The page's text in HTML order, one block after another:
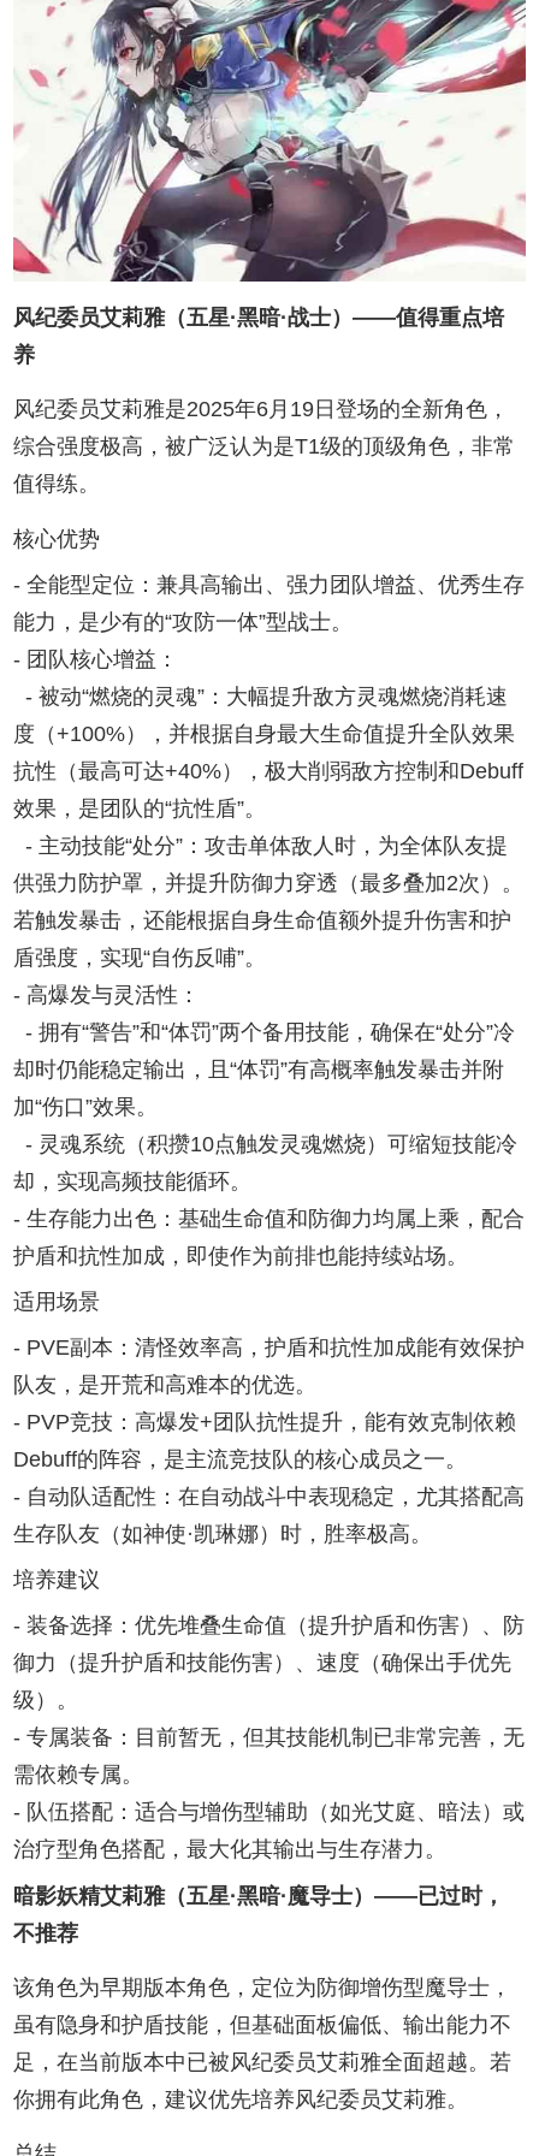
风纪委员艾莉雅（五星·黑暗·战士）——值得重点培
养
风纪委员艾莉雅是2025年6月19日登场的全新角色，
综合强度极高，被广泛认为是T1级的顶级角色，非常
值得练。
核心优势
- 全能型定位：兼具高输出、强力团队增益、优秀生存
能力，是少有的“攻防一体”型战士。
- 团队核心增益：
- 被动“燃烧的灵魂”：大幅提升敌方灵魂燃烧消耗速
度（+100%），并根据自身最大生命值提升全队效果
抗性（最高可达+40%），极大削弱敌方控制和Debuff
效果，是团队的“抗性盾”。
- 主动技能“处分”：攻击单体敌人时，为全体队友提
供强力防护罩，并提升防御力穿透（最多叠加2次）。
若触发暴击，还能根据自身生命值额外提升伤害和护
盾强度，实现“自伤反哺”。
- 高爆发与灵活性：
- 拥有“警告”和“体罚”两个备用技能，确保在“处分”冷
却时仍能稳定输出，且“体罚”有高概率触发暴击并附
加“伤口”效果。
- 灵魂系统（积攒10点触发灵魂燃烧）可缩短技能冷
却，实现高频技能循环。
- 生存能力出色：基础生命值和防御力均属上乘，配合
护盾和抗性加成，即使作为前排也能持续站场。
适用场景
- PVE副本：清怪效率高，护盾和抗性加成能有效保护
队友，是开荒和高难本的优选。
- PVP竞技：高爆发+团队抗性提升，能有效克制依赖
Debuff的阵容，是主流竞技队的核心成员之一。
- 自动队适配性：在自动战斗中表现稳定，尤其搭配高
生存队友（如神使·凯琳娜）时，胜率极高。
培养建议
- 装备选择：优先堆叠生命值（提升护盾和伤害）、防
御力（提升护盾和技能伤害）、速度（确保出手优先
级）。
- 专属装备：目前暂无，但其技能机制已非常完善，无
需依赖专属。
- 队伍搭配：适合与增伤型辅助（如光艾庭、暗法）或
治疗型角色搭配，最大化其输出与生存潜力。
暗影妖精艾莉雅（五星·黑暗·魔导士）——已过时，
不推荐
该角色为早期版本角色，定位为防御增伤型魔导士，
虽有隐身和护盾技能，但基础面板偏低、输出能力不
足，在当前版本中已被风纪委员艾莉雅全面超越。若
你拥有此角色，建议优先培养风纪委员艾莉雅。